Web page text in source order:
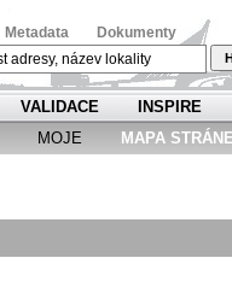
Metadata Dokumenty
VALIDACE
INSPIRE
MOJE MAPA